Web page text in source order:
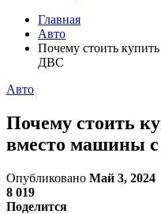
Главная
Авто
Почему стоить
ДВС
Авто
Почему стоить
вместо машины
Опубликовано Май 3, 2024
8 019
Поделится